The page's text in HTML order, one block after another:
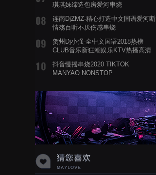
琪琪妹缔造包房爱河串烧
连南DjZMZ-精心打造中文国语爱河断
情殇百听不厌伤感串烧
贺州Dj小强-全中文国语2018热榜
CLUB音乐新狂潮娱乐KTV热播高清
抖音慢摇串烧2020 TIKTOK
MANYAO NONSTOP
蝉爸爸妈妈爱存在夏天的风是想你的
声音啊